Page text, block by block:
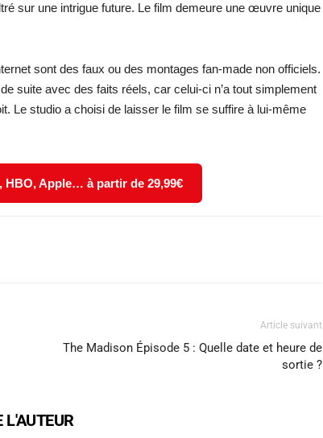
sur une intrigue future. Le film demeure une œuvre unique
sont des faux ou des montages fan-made non officiels.
suite avec des faits réels, car celui-ci n’a tout simplement
Le studio a choisi de laisser le film se suffire à lui-même
HBO, Apple… à partir de 29,99€
Article suivant
The Madison Épisode 5 : Quelle date et heure de
sortie ?
L'AUTEUR